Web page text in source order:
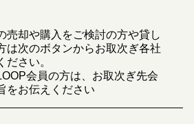
却や購入をご検討の方や貸し
は次のボタンからお取次ぎ各社
ださい。
会員の方は、お取次ぎ先会
をお伝えください